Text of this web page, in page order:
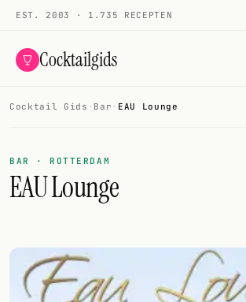
EST. 2003 · 1.735 RECEPTEN
Cocktailgids
COCKTAILS
Alle cocktails
Alcoholvrij
Mijn drank
Cocktail Gids · Bar · EAU Lounge
BAR · ROTTERDAM
EAU Lounge